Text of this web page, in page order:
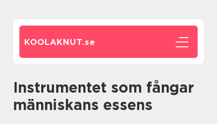
KOOLAKNUT.se
Instrumentet som fångar
människans essens